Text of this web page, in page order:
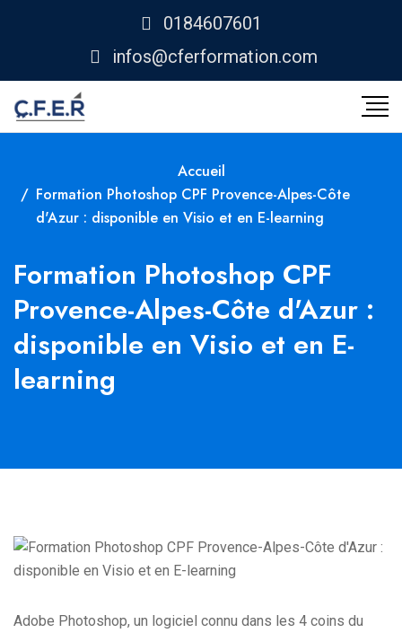
0184607601
infos@cferformation.com
Accueil
Formation Photoshop CPF Provence-Alpes-Côte
d'Azur : disponible en Visio et en E-learning
Formation Photoshop CPF
Provence-Alpes-Côte d'Azur :
disponible en Visio et en E-
learning
Adobe Photoshop, un logiciel connu dans les 4 coins du